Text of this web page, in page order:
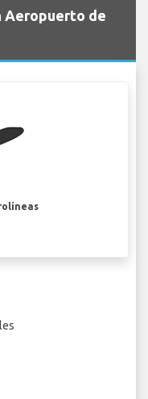
Aeropuerto de